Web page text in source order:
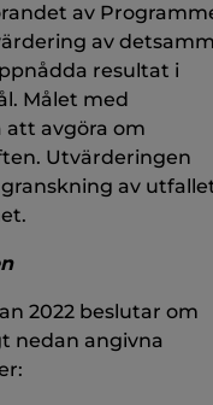
av
av
resultat i
Målet med
avgöra om
Utvärderingen
av
2022 beslutar om
nedan angivna